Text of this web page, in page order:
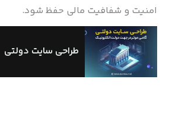
امنیت و شفافیت مالی حفظ شود.
طراحی سایت دولتی